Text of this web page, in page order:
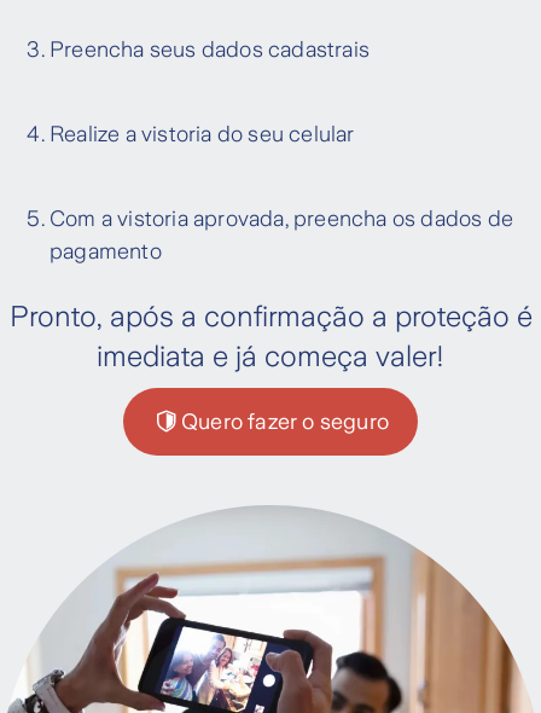
Preencha seus dados cadastrais
Realize a vistoria do seu celular
Com a vistoria aprovada, preencha os dados de
pagamento
Pronto, após a confirmação a proteção é
imediata e já começa valer!
Quero fazer o seguro